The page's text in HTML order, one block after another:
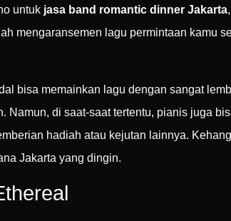
untuk jasa band romantic dinner Jakarta
mengaransemen lagu permintaan kamu
bisa memainkan lagu dengan sangat
Namun, di saat-saat tertentu, pianis juga
hadiah atau kejutan lainnya.
Jakarta yang dingin.